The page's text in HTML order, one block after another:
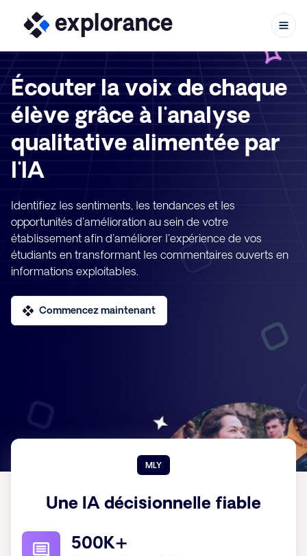
Écouter la voix de chaque
élève grâce à l'analyse
qualitative alimentée par
l'IA
Identifiez les sentiments, les tendances et les
opportunités d'amélioration au sein de votre
établissement afin d'améliorer l'expérience de vos
étudiants en transformant les commentaires ouverts en
informations exploitables.
Commencez maintenant
MLY
Une IA décisionnelle fiable
500K+